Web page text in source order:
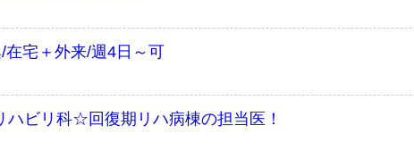
在宅＋外来/週4日～可
ビリ科☆回復期リハ病棟の担当医！